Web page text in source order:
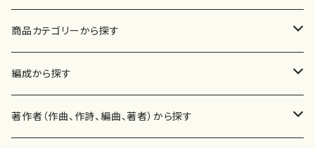
商品カテゴリーから探す
楽譜
書籍
編成から探す
邦楽器
著作者（作曲、作詩、編曲、著者）から探す